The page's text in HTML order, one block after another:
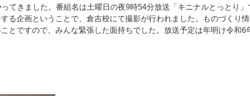
てきました。番組名は土曜日の夜9時54分放送「キニナルとっとり」
る企画ということで、倉吉校にて撮影が行われました。ものづくり
とですので、みんな緊張した面持ちでした。放送予定は年明け令和6